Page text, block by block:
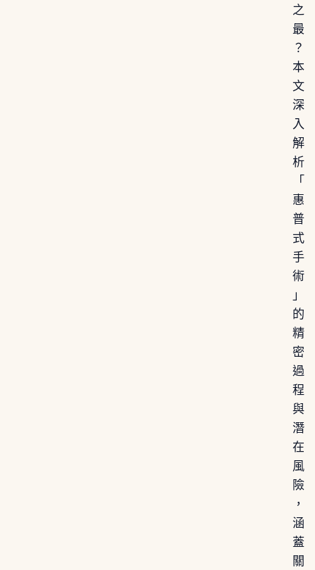
之
最
？
本
文
深
入
解
析
「
惠
普
式
手
術
」
的
精
密
過
程
與
潛
在
風
險
，
涵
蓋
關